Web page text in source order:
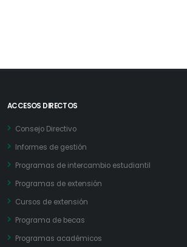
ACCESOS DIRECTOS
Consejo Directivo
Informes de gestión
Programas de intercambio estudiantil
Programas de extensión
Cursos de extensión
Programa de becas
Programas académicos